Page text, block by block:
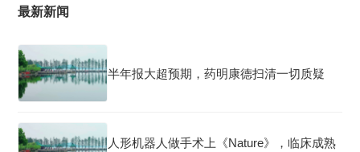
最新新闻
半年报大超预期，药明康德扫清一切质疑
人形机器人做手术上《Nature》，临床成熟